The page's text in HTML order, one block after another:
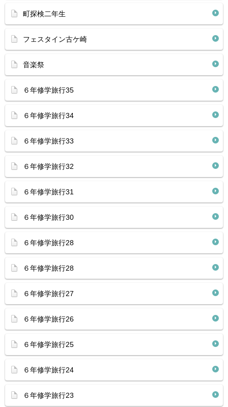
町探検二年生
フェスタイン古ケ崎
音楽祭
６年修学旅行35
６年修学旅行34
６年修学旅行33
６年修学旅行32
６年修学旅行31
６年修学旅行30
６年修学旅行28
６年修学旅行28
６年修学旅行27
６年修学旅行26
６年修学旅行25
６年修学旅行24
６年修学旅行23